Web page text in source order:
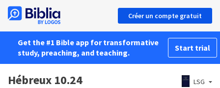
Créer un compte gratuit
Get the #1 Bible app for transformative
study, preaching, and teaching.
Start trial
Hébreux 10.24 LSG